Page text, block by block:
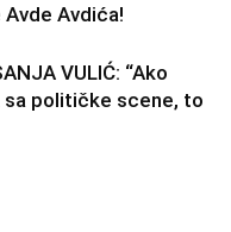
Avdića!
VULIĆ: “Ako
sa političke scene, to